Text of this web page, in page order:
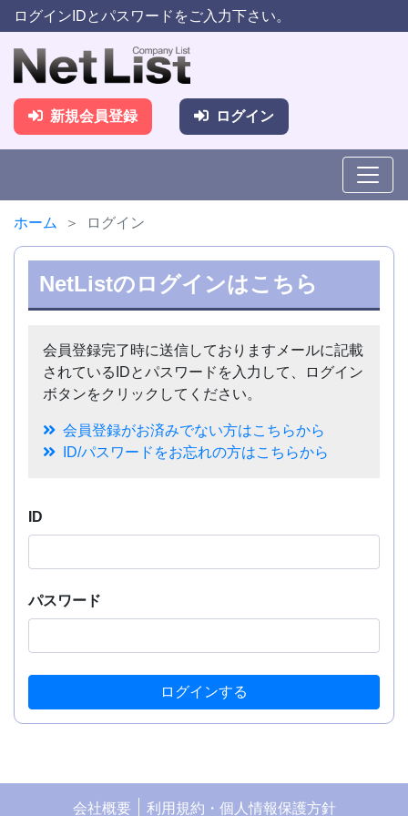
ログインIDとパスワードをご入力下さい。
新規会員登録 ログイン
ホーム ログイン
NetListのログインはこちら
会員登録完了時に送信しておりますメールに記載
されているIDとパスワードを入力して、ログイン
ボタンをクリックしてください。
会員登録がお済みでない方はこちらから
ID/パスワードをお忘れの方はこちらから
ID
パスワード
ログインする
会社概要 利用規約・個人情報保護方針